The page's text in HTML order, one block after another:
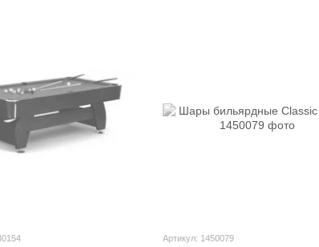
Артикул: 1450079